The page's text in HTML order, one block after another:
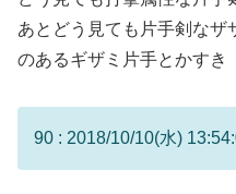
あとどう見ても片手剣なザ
のあるギザミ片手とかすき
90 : 2018/10/10(水)